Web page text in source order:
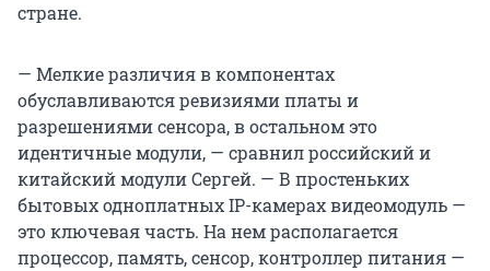
стране.
— Мелкие различия в компонентах
обуславливаются ревизиями платы и
разрешениями сенсора, в остальном это
идентичные модули, — сравнил российский и
китайский модули Сергей. — В простеньких
бытовых одноплатных IP-камерах видеомодуль —
это ключевая часть. На нем располагается
процессор, память, сенсор, контроллер питания —